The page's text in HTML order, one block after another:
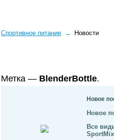
Спортивное питание → Новости
Метка — BlenderBottle.
Новое
Новое
Все